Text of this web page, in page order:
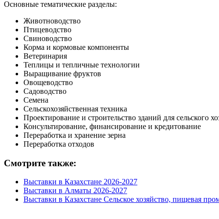
Основные тематические разделы:
Животноводство
Птицеводство
Свиноводство
Корма и кормовые компоненты
Ветеринария
Теплицы и тепличные технологии
Выращивание фруктов
Овощеводство
Садоводство
Семена
Сельскохозяйственная техника
Проектирование и строительство зданий для сельского
Консультирование, финансирование и кредитование
Переработка и хранение зерна
Переработка отходов
Смотрите также:
Выставки в Казахстане 2026-2027
Выставки в Алматы 2026-2027
Выставки в Казахстане Сельское хозяйство, пищевая